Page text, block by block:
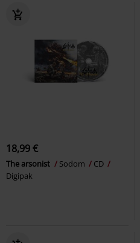
18,99 €
The arsonist Sodom
CD
Digipak